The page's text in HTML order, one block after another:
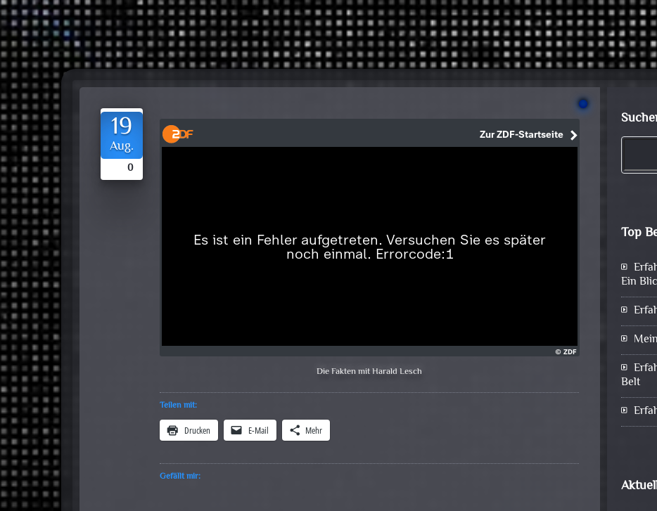
19
Aug.
0
Die Fakten mit Harald Lesch
Teilen mit:
Drucken E-Mail Mehr
Gefällt mir:
Top
Ein
Belt